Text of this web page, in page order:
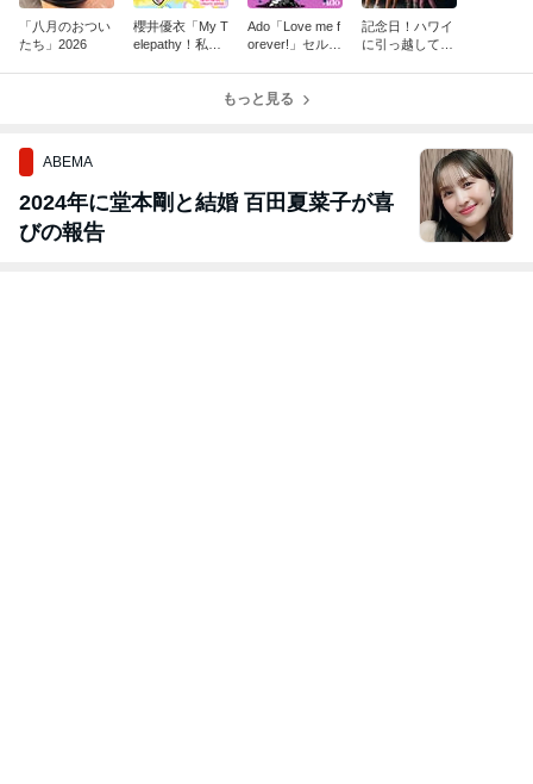
「八月のおつい
たち」2026
櫻井優衣「My T
elepathy！私の
Ado「Love me f
orever!」セルフ
記念日！ハワイ
に引っ越して丸
もっと見る
ABEMA
2024年に堂本剛と結婚 百田夏菜子が喜
びの報告